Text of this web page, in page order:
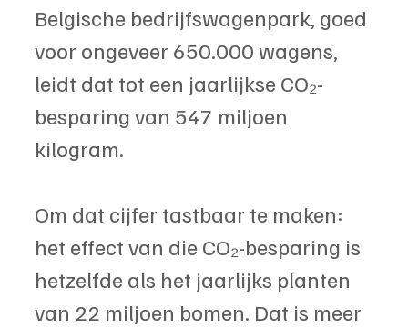
Belgische bedrijfswagenpark, goed
voor ongeveer 650.000 wagens,
leidt dat tot een jaarlijkse CO₂-
besparing van 547 miljoen
kilogram.
Om dat cijfer tastbaar te maken:
het effect van die CO₂-besparing is
hetzelfde als het jaarlijks planten
van 22 miljoen bomen. Dat is meer